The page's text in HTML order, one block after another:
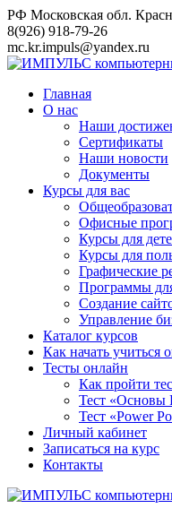
Перейти
к
контенту
РФ Московская обл.
8(926) 918-79-26
mc.kr.impuls@yandex.ru
Главная
О нас
Наши
Сертификаты
Наши новости
Документы
Курсы для вас
Офисные
Курсы для
Курсы для
Графические
Программы
Создание
Управление
Каталог курсов
Как начать учиться
Тесты онлайн
Как пройти
Тест «Основы
Тест «Power
Личный кабинет
Записаться на курс
Контакты